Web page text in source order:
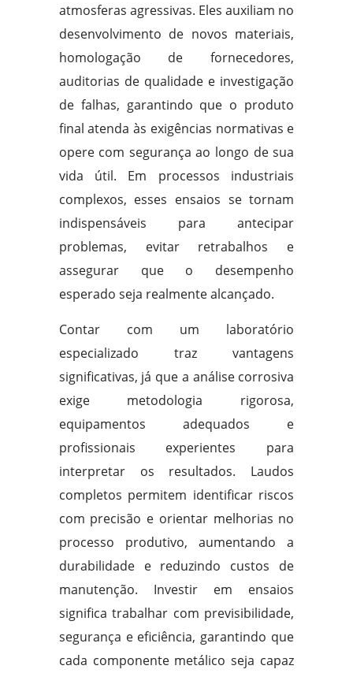
atmosferas agressivas. Eles auxiliam no
desenvolvimento de novos materiais,
homologação de fornecedores,
auditorias de qualidade e investigação
de falhas, garantindo que o produto
final atenda às exigências normativas e
opere com segurança ao longo de sua
vida útil. Em processos industriais
complexos, esses ensaios se tornam
indispensáveis para antecipar
problemas, evitar retrabalhos e
assegurar que o desempenho
esperado seja realmente alcançado.
Contar com um laboratório
especializado traz vantagens
significativas, já que a análise corrosiva
exige metodologia rigorosa,
equipamentos adequados e
profissionais experientes para
interpretar os resultados. Laudos
completos permitem identificar riscos
com precisão e orientar melhorias no
processo produtivo, aumentando a
durabilidade e reduzindo custos de
manutenção. Investir em ensaios
significa trabalhar com previsibilidade,
segurança e eficiência, garantindo que
cada componente metálico seja capaz